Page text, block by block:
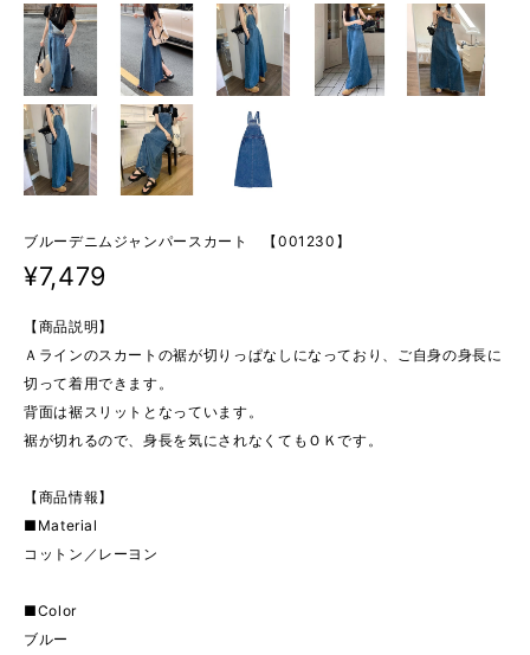
ブルーデニムジャンパースカート 【001230】
¥7,479
【商品説明】
Ａラインのスカートの裾が切りっぱなしになっており、ご自身の身長に
切って着用できます。
背面は裾スリットとなっています。
裾が切れるので、身長を気にされなくてもＯＫです。
【商品情報】
■Material
コットン／レーヨン
■Color
ブルー